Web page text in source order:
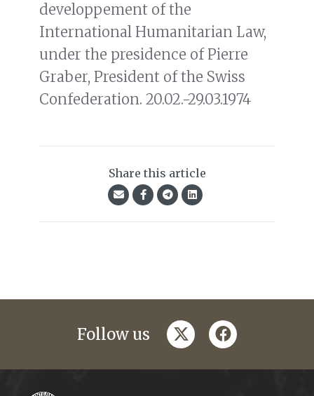
developpement of the
International Humanitarian Law,
under the presidence of Pierre
Graber, President of the Swiss
Confederation. 20.02.-29.03.1974
Share this article
Follow us twitterfacebook